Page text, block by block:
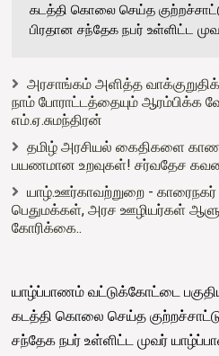
கடத்தி கொலை செய்த
பிரதான சந்தேக நபர் உள்ளிட்ட
அரசாங்கம் அளித்த
நாம் போராட்டத்தையும் ஆரம்பிக்க
எம்.ஏ.சுமந்திரன்
தமிழ் அரசியல் கைதிகளை
பயணமான உறவுகள்! சர்வதேச
யாழ்.ஊர்காவற்றுறை -
பெதுமக்கள், அரச ஊழியர்கள்
கோரிக்கை..
யாழ்ப்பாணம் வட்டுக்கோட்டை
கடத்தி கொலை செய்த
சந்தேக நபர் உள்ளிட்ட முவர்